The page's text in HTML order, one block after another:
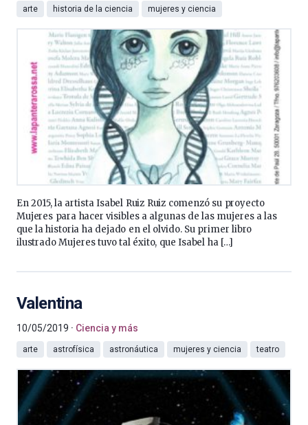
arte historia de la ciencia mujeres y ciencia
En 2015, la artista Isabel Ruiz Ruiz comenzó su proyecto
Mujeres para hacer visibles a algunas de las mujeres a las
que la historia ha dejado en el olvido. Su primer libro
ilustrado Mujeres tuvo tal éxito, que Isabel ha […]
Valentina
10/05/2019 Ciencia y más
arte astrofísica astronáutica mujeres y ciencia teatro